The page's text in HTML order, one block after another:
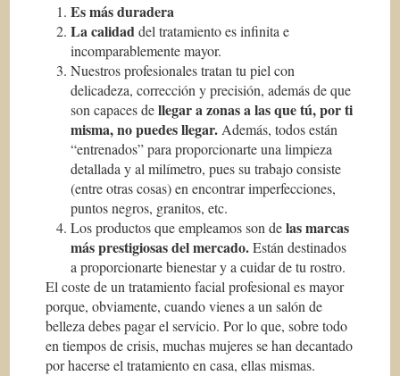
Es más duradera
La calidaddel tratamiento es infinita e
incomparablemente mayor.
Nuestros profesionales tratan tu piel con
delicadeza, corrección y precisión, además de que
son capaces dellegar a zonas a las que tú, por ti
misma, no puedes llegar.Además, todos están
“entrenados” para proporcionarte una limpieza
detallada y al milímetro, pues su trabajo consiste
(entre otras cosas) en encontrar imperfecciones,
puntos negros, granitos, etc.
Los productos que empleamos son delas marcas
más prestigiosas del mercado.Están destinados
a proporcionarte bienestar y a cuidar de tu rostro.
El coste de un tratamiento facial profesional es mayor
porque, obviamente, cuando vienes a un salón de
belleza debes pagar el servicio. Por lo que, sobre todo
en tiempos de crisis, muchas mujeres se han decantado
por hacerse el tratamiento en casa, ellas mismas.